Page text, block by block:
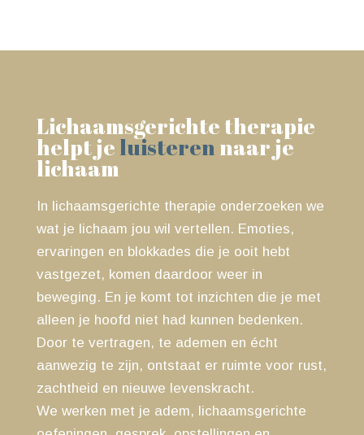
Lichaamsgerichte therapie
helpt jeluisterennaar je
lichaam
In lichaamsgerichte therapie onderzoeken we
wat je lichaam jou wil vertellen. Emoties,
ervaringen en blokkades die je ooit hebt
vastgezet, komen daardoor weer in
beweging. En je komt tot inzichten die je met
alleen je hoofd niet had kunnen bedenken.
Door te vertragen, te ademen en écht
aanwezig te zijn, ontstaat er ruimte voor rust,
zachtheid en nieuwe levenskracht.
We werken met je adem, lichaamsgerichte